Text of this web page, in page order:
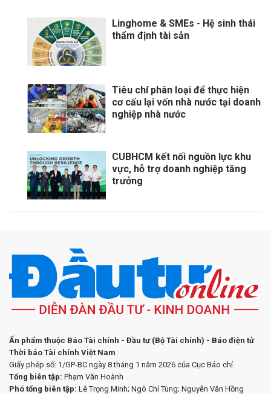
Linghome & SMEs - Hệ sinh thái
thẩm định tài sản
Tiêu chí phân loại để thực hiện
cơ cấu lại vốn nhà nước tại doanh
nghiệp nhà nước
CUBHCM kết nối nguồn lực khu
vực, hỗ trợ doanh nghiệp tăng
trưởng
Ấn phẩm thuộc Báo Tài chính - Đầu tư (Bộ Tài chính) - Báo điện tử
Thời báo Tài chính Việt Nam
Giấy phép số: 1/GP-BC ngày 8 tháng 1 năm 2026 của Cục Báo chí.
Tổng biên tập: Phạm Văn Hoành
Phó tổng biên tập: Lê Trọng Minh; Ngô Chí Tùng; Nguyễn Văn Hồng